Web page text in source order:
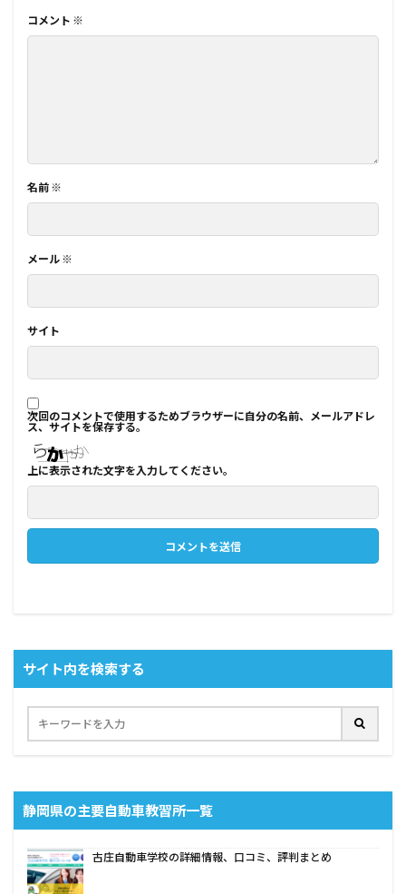
コメント ※
名前 ※
メール ※
サイト
次回のコメントで使用するためブラウザーに自分の名前、メールアドレ
ス、サイトを保存する。
上に表示された文字を入力してください。
サイト内を検索する
静岡県の主要自動車教習所一覧
古庄自動車学校の詳細情報、口コミ、評判まとめ